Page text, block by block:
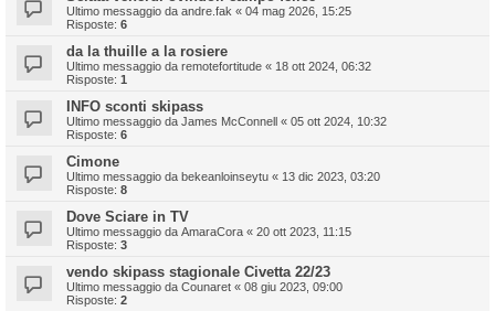
Ultimo messaggio da andre.fak « 04 mag 2026, 15:25
Risposte: 6
da la thuille a la rosiere
Ultimo messaggio da remotefortitude « 18 ott 2024, 06:32
Risposte: 1
INFO sconti skipass
Ultimo messaggio da James McConnell « 05 ott 2024, 10:32
Risposte: 6
Cimone
Ultimo messaggio da bekeanloinseytu « 13 dic 2023, 03:20
Risposte: 8
Dove Sciare in TV
Ultimo messaggio da AmaraCora « 20 ott 2023, 11:15
Risposte: 3
vendo skipass stagionale Civetta 22/23
Ultimo messaggio da Counaret « 08 giu 2023, 09:00
Risposte: 2